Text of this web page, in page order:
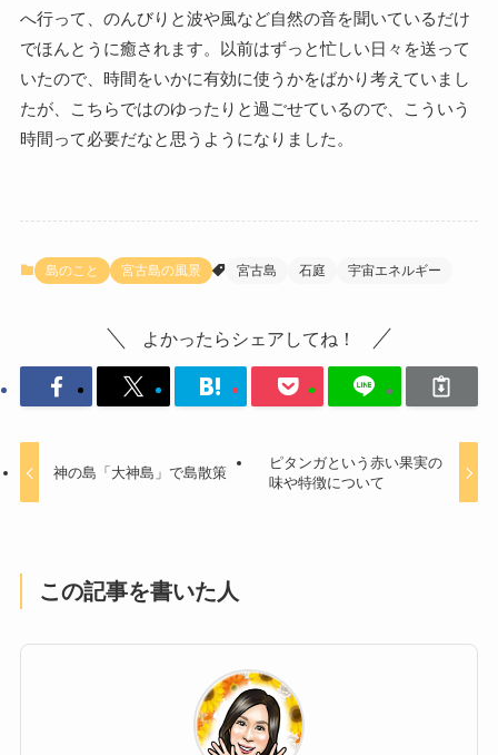
へ行って、のんびりと波や風など自然の音を聞いているだけ
でほんとうに癒されます。以前はずっと忙しい日々を送って
いたので、時間をいかに有効に使うかをばかり考えていまし
たが、こちらではのゆったりと過ごせているので、こういう
時間って必要だなと思うようになりました。
島のこと 宮古島の風景 宮古島 石庭 宇宙エネルギー
よかったらシェアしてね！
神の島「大神島」で島散策
ピタンガという赤い果実の
味や特徴について
この記事を書いた人